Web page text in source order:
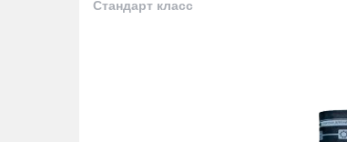
Стандарт класс